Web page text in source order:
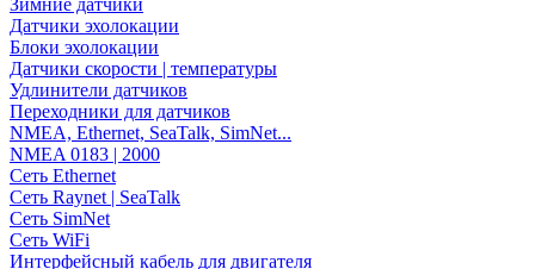
Зимние датчики
Датчики эхолокации
Блоки эхолокации
Датчики скорости | температуры
Удлинители датчиков
Переходники для датчиков
NMEA, Ethernet, SeaTalk, SimNet...
NMEA 0183 | 2000
Сеть Ethernet
Сеть Raynet | SeaTalk
Сеть SimNet
Сеть WiFi
Интерфейсный кабель для двигателя